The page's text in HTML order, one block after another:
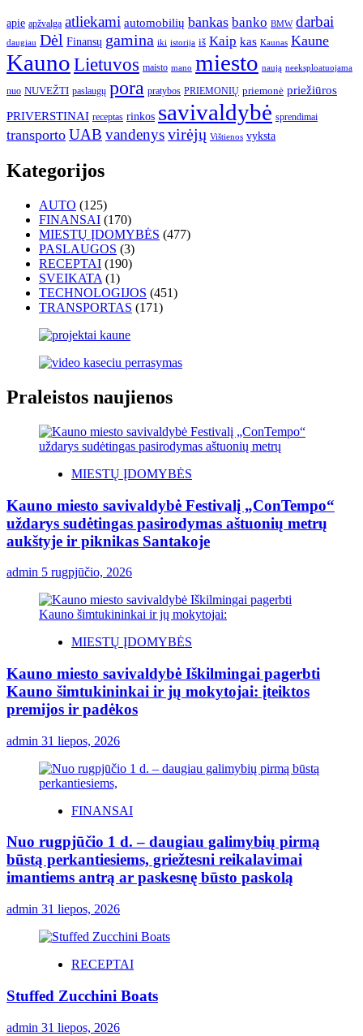
apie apžvalga atliekami automobilių bankas banko BMW darbai
daugiau Dėl Finansų gamina iki istorija iš Kaip kas Kaunas Kaune
KaunoLietuvos maisto mano miesto naują neeksploatuojama
nuo NUVEŽTI paslaugų pora pratybos PRIEMONIŲ priemonė priežiūros
PRIVERSTINAI receptas rinkos savivaldybė sprendimai
transporto UAB vandenysvirėjų Vištienos vyksta
Kategorijos
AUTO (125)
FINANSAI (170)
MIESTŲ ĮDOMYBĖS (477)
PASLAUGOS (3)
RECEPTAI (190)
SVEIKATA (1)
TECHNOLOGIJOS (451)
TRANSPORTAS (171)
Praleistos naujienos
MIESTŲ ĮDOMYBĖS
Kauno miesto savivaldybė Festivalį „ConTempo“
uždarys sudėtingas pasirodymas aštuonių metrų
aukštyje ir piknikas Santakoje
admin 5 rugpjūčio, 2026
MIESTŲ ĮDOMYBĖS
Kauno miesto savivaldybė Iškilmingai pagerbti
Kauno šimtukininkai ir jų mokytojai: įteiktos
premijos ir padėkos
admin 31 liepos, 2026
FINANSAI
Nuo rugpjūčio 1 d. – daugiau galimybių pirmą
būstą perkantiesiems, griežtesni reikalavimai
imantiems antrą ar paskesnę būsto paskolą
admin 31 liepos, 2026
RECEPTAI
Stuffed Zucchini Boats
admin 31 liepos, 2026